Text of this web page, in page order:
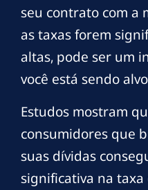
seu contrato com a
as taxas forem
altas, pode ser um
você está sendo
Estudos mostram
consumidores que
suas dívidas
significativa na